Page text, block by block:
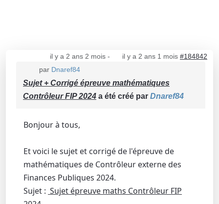
il y a 2 ans 2 mois- il y a 2 ans 1 mois #184842
par Dnaref84
Sujet + Corrigé épreuve mathématiques
Contrôleur FIP 2024 a été créé par Dnaref84
Bonjour à tous,
Et voici le sujet et corrigé de l'épreuve de
mathématiques de Contrôleur externe des
Finances Publiques 2024.
Sujet : Sujet épreuve maths Contrôleur FIP